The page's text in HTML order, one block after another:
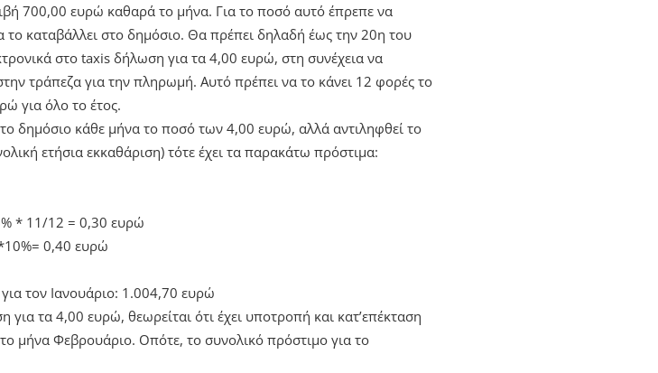
700,00 ευρώ καθαρά το μήνα. Για το ποσό αυτό έπρεπε να
καταβάλλει στο δημόσιο. Θα πρέπει δηλαδή έως την 20η του
στο taxis δήλωση για τα 4,00 ευρώ, στη συνέχεια να
τράπεζα για την πληρωμή. Αυτό πρέπει να το κάνει 12 φορές το
για όλο το έτος.
δημόσιο κάθε μήνα το ποσό των 4,00 ευρώ, αλλά αντιληφθεί το
ετήσια εκκαθάριση) τότε έχει τα παρακάτω πρόστιμα:
* 11/12 = 0,30 ευρώ
0,40 ευρώ
τον Ιανουάριο: 1.004,70 ευρώ
τα 4,00 ευρώ, θεωρείται ότι έχει υποτροπή και κατ’επέκταση
μήνα Φεβρουάριο. Οπότε, το συνολικό πρόστιμο για το